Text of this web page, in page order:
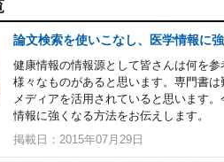
論文検索を使いこなし、医学情報に強
健康情報の情報源として皆さんは何を
様々なものがあると思います。専門書
メディアを活用されていると思います
情報に強くなる方法をお伝えします。
掲載日：2015年07月29日